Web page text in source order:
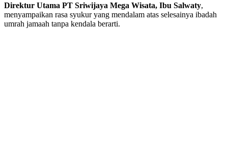
Direktur Utama PT Sriwijaya Mega Wisata, Ibu Salwaty,
menyampaikan rasa syukur yang mendalam atas selesainya ibadah
umrah jamaah tanpa kendala berarti.